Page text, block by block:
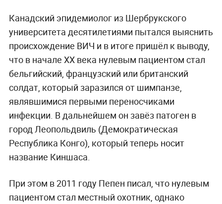
Канадский эпидемиолог из Шербрукского
университета десятилетиями пытался выяснить
происхождение ВИЧ и в итоге пришёл к выводу,
что в начале XX века нулевым пациентом стал
бельгийский, французский или британский
солдат, который заразился от шимпанзе,
являвшимися первыми переносчиками
инфекции. В дальнейшем он завёз патоген в
город Леопольдвиль (Демократическая
Республика Конго), который теперь носит
название Киншаса.
При этом в 2011 году Пепен писал, что нулевым
пациентом стал местный охотник, однако